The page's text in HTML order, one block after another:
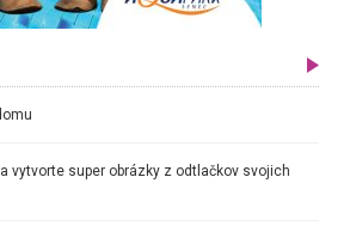
vytvorte super obrázky z odtlačkov svojich